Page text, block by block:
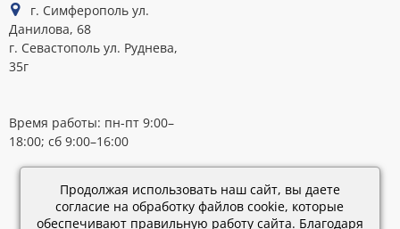
г. Симферополь ул.
Данилова, 68
г. Севастополь ул. Руднева,
35г
Время работы: пн-пт 9:00–
18:00; сб 9:00–16:00
Каталог
обновлен:
28.02.2019
Продолжая использовать наш сайт, вы даете
согласие на обработку файлов cookie, которые
обеспечивают правильную работу сайта. Благодаря